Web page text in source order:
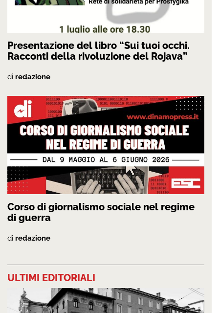
Presentazione del libro “Sui tuoi occhi.
Racconti della rivoluzione del Rojava”
di redazione
Corso di giornalismo sociale nel regime
di guerra
di redazione
ULTIMI EDITORIALI